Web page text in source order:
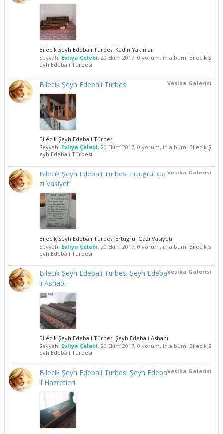
Bilecik Şeyh Edebali Türbesi Kadın Yakınları
Seyyah: Evliya Çelebi, 20 Ekim 2017, 0 yorum, in album: Bilecik Ş
eyh Edebali Türbesi
Vesika Galerisi
Bilecik Şeyh Edebali Türbesi
Bilecik Şeyh Edebali Türbesi
Seyyah: Evliya Çelebi, 20 Ekim 2017, 0 yorum, in album: Bilecik Ş
eyh Edebali Türbesi
Vesika Galerisi
Bilecik Şeyh Edebali Türbesi Ertuğrul Ga
zi Vasiyeti
Bilecik Şeyh Edebali Türbesi Ertuğrul Gazi Vasiyeti
Seyyah: Evliya Çelebi, 20 Ekim 2017, 0 yorum, in album: Bilecik Ş
eyh Edebali Türbesi
Vesika Galerisi
Bilecik Şeyh Edebali Türbesi Şeyh Edeba
li Ashabı
Bilecik Şeyh Edebali Türbesi Şeyh Edebali Ashabı
Seyyah: Evliya Çelebi, 20 Ekim 2017, 0 yorum, in album: Bilecik Ş
eyh Edebali Türbesi
Vesika Galerisi
Bilecik Şeyh Edebali Türbesi Şeyh Edeba
li Hazretleri